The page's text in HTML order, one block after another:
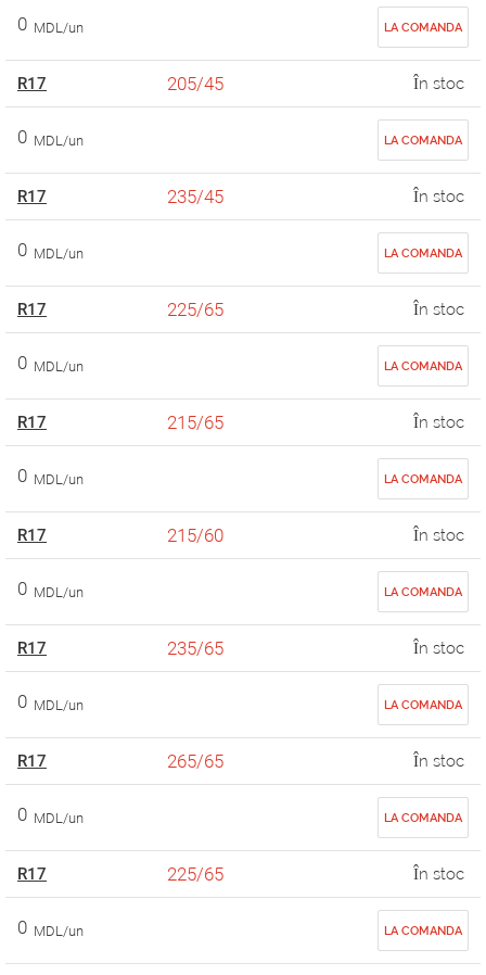
0 MDL/un LA COMANDA
R17 205/45 În stoc
0 MDL/un LA COMANDA
R17 235/45 În stoc
0 MDL/un LA COMANDA
R17 225/65 În stoc
0 MDL/un LA COMANDA
R17 215/65 În stoc
0 MDL/un LA COMANDA
R17 215/60 În stoc
0 MDL/un LA COMANDA
R17 235/65 În stoc
0 MDL/un LA COMANDA
R17 265/65 În stoc
0 MDL/un LA COMANDA
R17 225/65 În stoc
0 MDL/un LA COMANDA